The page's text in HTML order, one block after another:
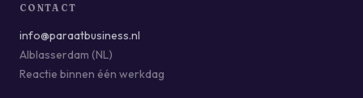
CONTACT
info@paraatbusiness.nl
Alblasserdam (NL)
Reactie binnen één werkdag